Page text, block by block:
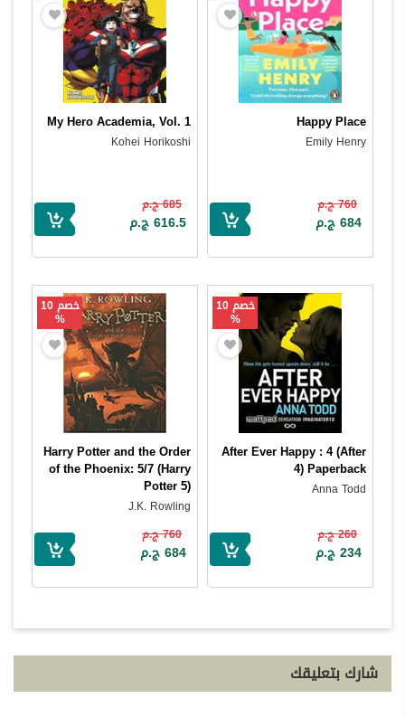
Happy Place
Emily Henry
760 ج.م
684 ج.م
My Hero Academia, Vol. 1
Kohei Horikoshi
685 ج.م
616.5 ج.م
خصم 10
%
After Ever Happy : 4 (After
4) Paperback
Anna Todd
260 ج.م
234 ج.م
خصم 10
%
Harry Potter and the Order
of the Phoenix: 5/7 (Harry
Potter 5)
J.K. Rowling
760 ج.م
684 ج.م
شارك بتعليقك